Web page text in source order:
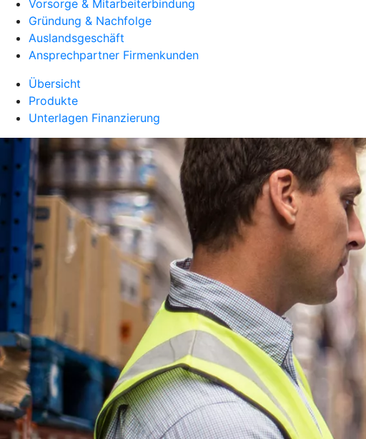
Vorsorge & Mitarbeiterbindung
Gründung & Nachfolge
Auslandsgeschäft
Ansprechpartner Firmenkunden
Übersicht
Produkte
Unterlagen Finanzierung